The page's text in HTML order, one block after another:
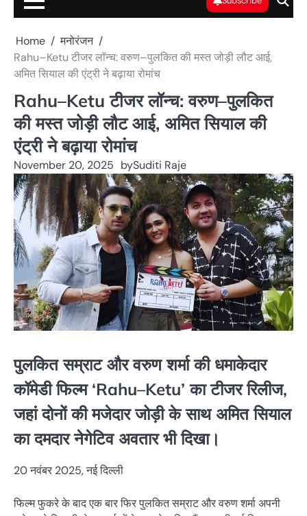
Home
मनोरंजन
Rahu–Ketu टीजर लॉन्च: वरुण–पुलकित की मस्त जोड़ी लौट आई,
अमित सियाल की एंट्री ने बढ़ाया रोमांच
Rahu–Ketu टीजर लॉन्च: वरुण–पुलकित
की मस्त जोड़ी लौट आई, अमित सियाल की
एंट्री ने बढ़ाया रोमांच
November 20, 2025 bySuditi Raje
पुलकित सम्राट और वरुण शर्मा की धमाकेदार
कॉमेडी फिल्म ‘Rahu–Ketu’ का टीजर रिलीज,
जहां दोनों की मजेदार जोड़ी के साथ अमित सियाल
का दमदार नेगेटिव अवतार भी दिखा।
20 नवंबर 2025, नई दिल्ली
फिल्म फुकरे के बाद एक बार फिर पुलकित सम्राट और वरुण शर्मा अपनी